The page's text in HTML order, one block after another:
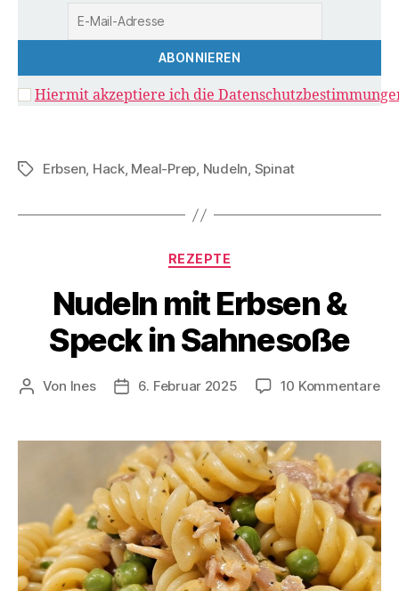
Hiermit akzeptiere ich die
Schlagwörter
Erbsen, Hack, Meal-Prep, Nudeln, Spinat
Kategorien
REZEPTE
Nudeln mit Erbsen &
Speck in Sahnesoße
Beitragsautor
Von Ines Veröffentlichungsdatum
6. Februar 2025 10 Kommentarezu
&
in